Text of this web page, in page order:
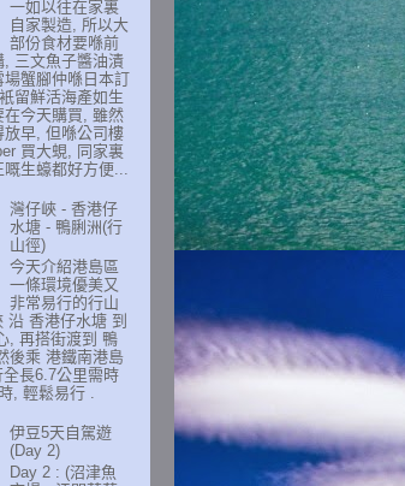
一如以往在家裏
自家製造, 所以大
部份食材要喺前
, 三文魚子醬油漬
場蟹腳仲喺日本訂
留鮮活海產如生
在今天購買, 雖然
放早, 但喺公司樓
買大蜆, 同家裏
嘅生蠔都好方便...
灣仔峽 - 香港仔
水塘 - 鴨脷洲(行
山徑)
今天介紹港島區
一條環境優美又
非常易行的行山
沿 香港仔水塘 到
, 再搭街渡到 鴨
後乘 港鐵南港島
長6.7公里需時
, 輕鬆易行 .
伊豆5天自駕遊
(Day 2)
Day 2 : (沼津魚